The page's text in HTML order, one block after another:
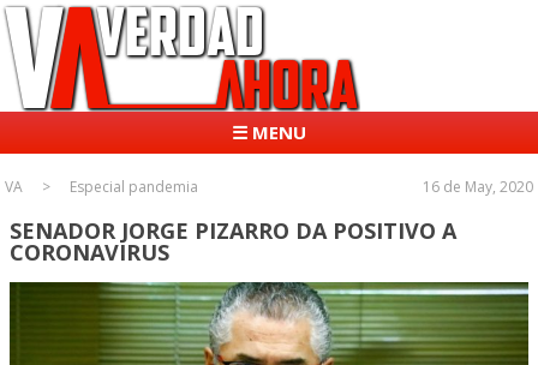
☰ MENU
VA Especial pandemia 16 de May, 2020
SENADOR JORGE PIZARRO DA POSITIVO A
CORONAVIRUS